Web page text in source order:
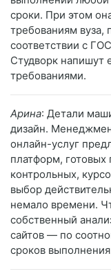
сроки. При этом
требованиям вуза,
соответствии с
Студворк напишут
требованиями.
Арина: Детали
дизайн.
онлайн-услуг
платформ, готовых
контрольных,
выбор
немало времени.
собственный
сайтов — по
сроков